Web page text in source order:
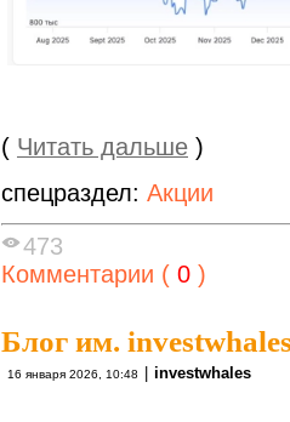
( Читать дальше )
спецраздел: Акции
473
Комментарии ( 0 )
Блог им.
16 января 2026, 10:48 investwhales